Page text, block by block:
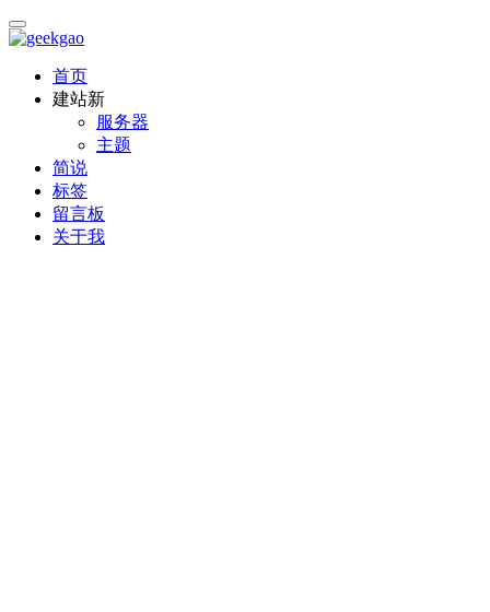
首页
建站新
服务器
主题
简说
标签
留言板
关于我